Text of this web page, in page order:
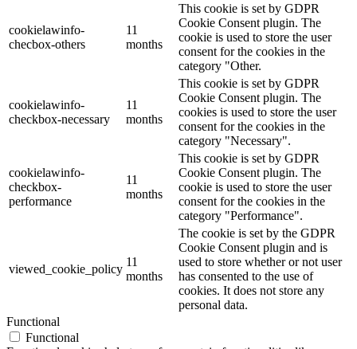
cookielawinfo-
checbox-others
11
months
This cookie is set by GDPR
Cookie Consent plugin. The
cookie is used to store the user
consent for the cookies in the
category "Other.
cookielawinfo-
checkbox-necessary
11
months
This cookie is set by GDPR
Cookie Consent plugin. The
cookies is used to store the user
consent for the cookies in the
category "Necessary".
cookielawinfo-
checkbox-
performance
11
months
This cookie is set by GDPR
Cookie Consent plugin. The
cookie is used to store the user
consent for the cookies in the
category "Performance".
viewed_cookie_policy
11
months
The cookie is set by the GDPR
Cookie Consent plugin and is
used to store whether or not user
has consented to the use of
cookies. It does not store any
personal data.
Functional
Functional